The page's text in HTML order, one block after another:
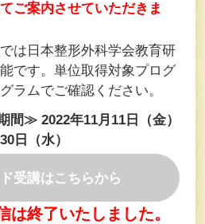
ご案内させていただきま
は日本整形外科学会教育研
です。単位取得対象プログ
ラムでご確認ください。
≫ 2022年11月11日（金）
日（水）
受講はこちらから
は終了いたしました。